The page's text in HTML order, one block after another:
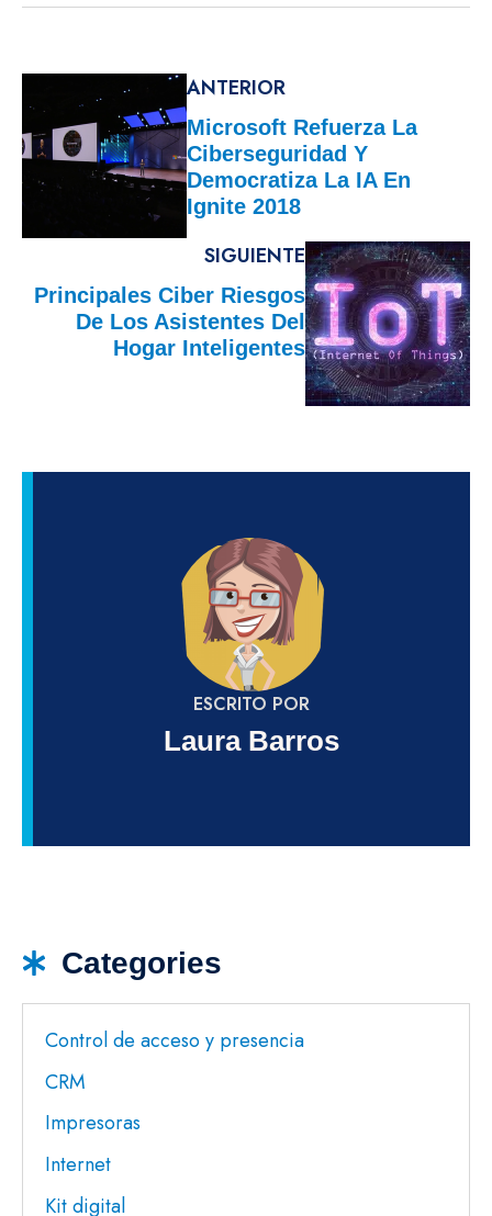
ANTERIOR
Microsoft Refuerza La
Ciberseguridad Y
Democratiza La IA En
Ignite 2018
SIGUIENTE
Principales Ciber Riesgos
De Los Asistentes Del
Hogar Inteligentes
ESCRITO POR
Laura Barros
Categories
Control de acceso y presencia
CRM
Impresoras
Internet
Kit digital